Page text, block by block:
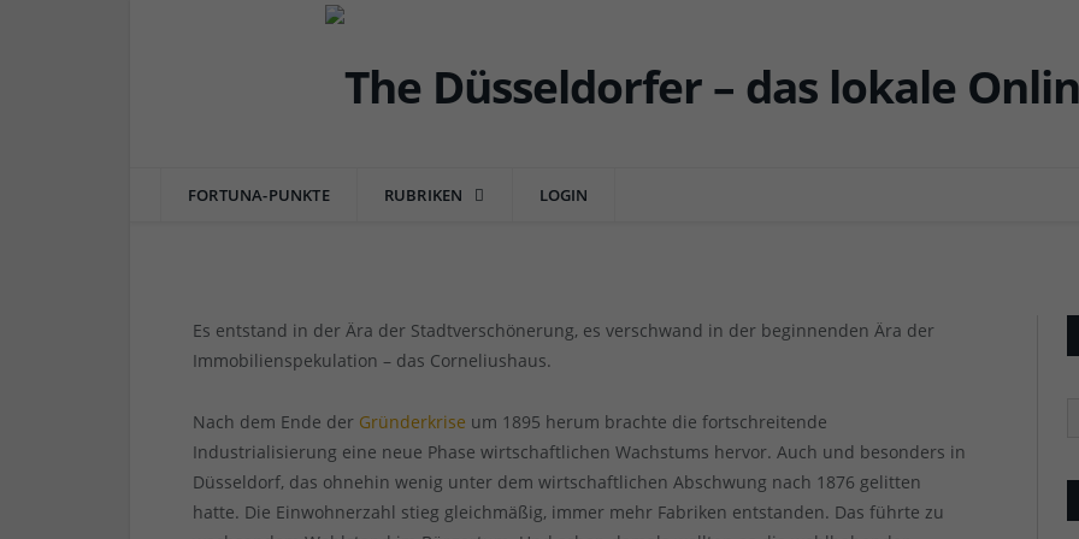
FORTUNA-PUNKTE RUBRIKEN LOGIN
DÜSSEL-HISTÖRCHEN
Verschwundene Gastronomien (10): Das Cornelius-
Es entstand in der Ära der Stadtverschönerung, es verschwand in der beginnenden Ära der
Immobilienspekulation – das Corneliushaus.
Nach dem Ende der Gründerkrise um 1895 herum brachte die fortschreitende
Industrialisierung eine neue Phase wirtschaftlichen Wachstums hervor. Auch und besonders in
Düsseldorf, das ohnehin wenig unter dem wirtschaftlichen Abschwung nach 1876 gelitten
hatte. Die Einwohnerzahl stieg gleichmäßig, immer mehr Fabriken entstanden. Das führte zu